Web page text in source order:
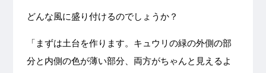
どんな風に盛り付けるのでしょうか？
「まずは土台を作ります。キュウリの緑の外側の部
分と内側の色が薄い部分、両方がちゃんと見えるよ